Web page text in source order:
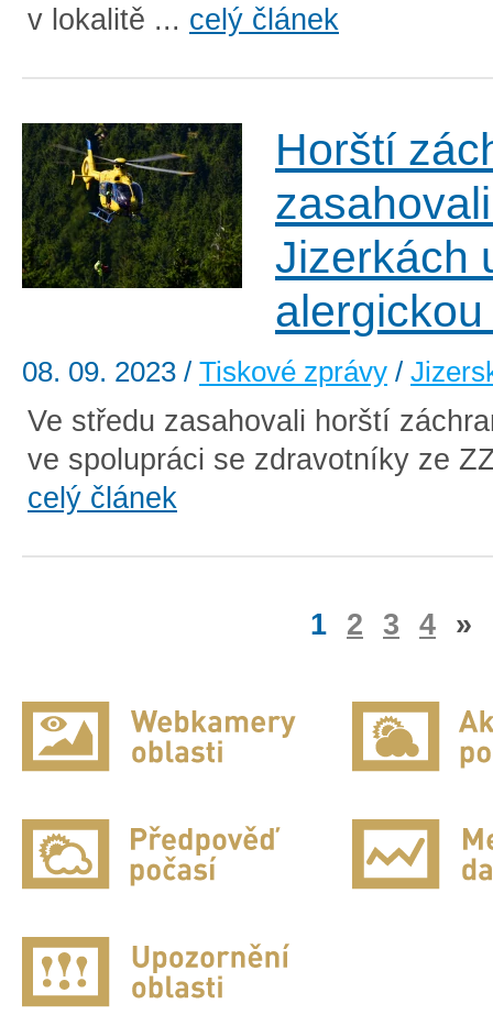
v lokalitě ... celý článek
Horští
Jizerkách
08. 09. 2023 / Tiskové zprávy /
Ve středu zasahovali horští
ve spolupráci se zdravotníky ze
celý článek
1 2 3 4 »